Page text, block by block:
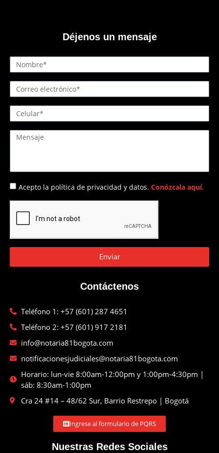
Déjenos un mensaje
Acepto la política de privacidad y datos. Conózcala aquí.
Enviar
Contáctenos
Teléfono 1: +57 (601) 287 4651
Teléfono 2: +57 (601) 917 2181
info@notaria81bogota.com
notificacionesjudiciales@notaria81bogota.com
Horario: lun-vie 8:00am-12:00pm y 1:00pm-4:30pm |
sáb: 8:30am-1:00pm
Cra 24 #14 – 48/62 Sur, Barrio Restrepo | Bogotá
Ingrese al formulario de PQRS
Nuestras Redes Sociales